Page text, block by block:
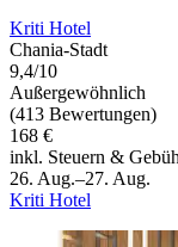
Kriti Hotel
Chania-Stadt
9,4/10
Außergewöhnlich
(413 Bewertungen)
168 €
inkl. Steuern &
26. Aug.–27. Aug.
Kriti Hotel